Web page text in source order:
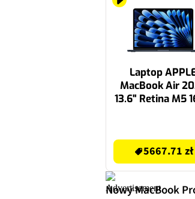
Laptop
MacBook Air
13.6" Retina M5
5667.71 zł
Nowy MacBook